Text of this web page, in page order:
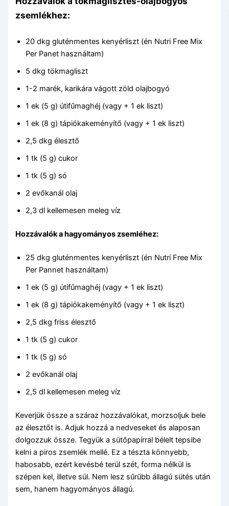
zsemlékhez:
20 dkg gluténmentes kenyérliszt (én Nutri Free Mix
Per Panet használtam)
5 dkg tökmagliszt
1-2 marék, karikára vágott zöld olajbogyó
1 ek (5 g) útifűmaghéj (vagy + 1 ek liszt)
1 ek (8 g) tápiókakeményítő (vagy + 1 ek liszt)
2,5 dkg élesztő
1 tk (5 g) cukor
1 tk (5 g) só
2 evőkanál olaj
2,3 dl kellemesen meleg víz
Hozzávalók a hagyományos zsemléhez:
25 dkg gluténmentes kenyérliszt (én Nutri Free Mix
Per Pannet használtam)
1 ek (5 g) útifűmaghéj (vagy + 1 ek liszt)
1 ek (8 g) tápiókakeményítő (vagy + 1 ek liszt)
2,5 dkg friss élesztő
1 tk (5 g) cukor
1 tk (5 g) só
2 evőkanál olaj
2,5 dl kellemesen meleg víz
Keverjük össze a száraz hozzávalókat, morzsoljuk bele
az élesztőt is. Adjuk hozzá a nedveseket és alaposan
dolgozzuk össze. Tegyük a sütőpapírral bélelt tepsibe
kelni a piros zsemlék mellé. Ez a tészta könnyebb,
habosabb, ezért kevésbé terül szét, forma nélkül is
szépen kel, illetve sül. Nem lesz sűrűbb állagú sütés után
sem, hanem hagyományos állagú.